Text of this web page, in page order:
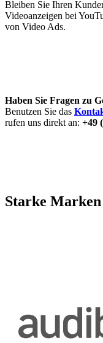
Bleiben Sie Ihren
Videoanzeigen bei
von Video Ads.
Haben Sie Fragen zu
Benutzen Sie das
rufen uns direkt an: +49
Starke Marken